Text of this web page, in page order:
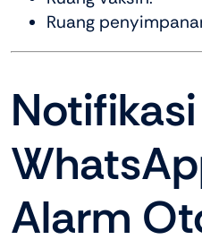
Ruang
Notifikasi
Alarm